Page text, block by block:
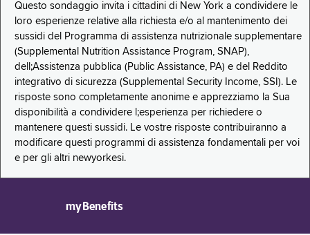
Questo sondaggio invita i cittadini di New York a condividere le
loro esperienze relative alla richiesta e/o al mantenimento dei
sussidi del Programma di assistenza nutrizionale supplementare
(Supplemental Nutrition Assistance Program, SNAP),
dell;Assistenza pubblica (Public Assistance, PA) e del Reddito
integrativo di sicurezza (Supplemental Security Income, SSI). Le
risposte sono completamente anonime e apprezziamo la Sua
disponibilità a condividere l;esperienza per richiedere o
mantenere questi sussidi. Le vostre risposte contribuiranno a
modificare questi programmi di assistenza fondamentali per voi
e per gli altri newyorkesi.
myBenefits